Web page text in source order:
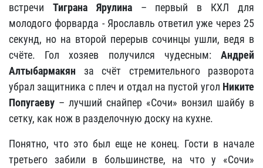
встречи Тиграна Ярулина – первый в КХЛ для
молодого форварда - Ярославль ответил уже через 25
секунд, но на второй перерыв сочинцы ушли, ведя в
счёте. Гол хозяев получился чудесным: Андрей
Алтыбармакян за счёт стремительного разворота
убрал защитника с плеч и отдал на пустой угол Никите
Попугаеву – лучший снайпер «Сочи» вонзил шайбу в
сетку, как нож в разделочную доску на кухне.
Понятно, что это был еще не конец. Гости в начале
третьего забили в большинстве, на что у «Сочи»